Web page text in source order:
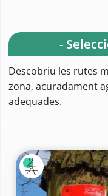
-
Descobriu les rutes
zona, acuradament
adequades.